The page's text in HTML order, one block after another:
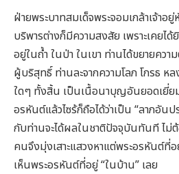
ฝ่ายพระบาทสมเด็จพระจอมเกล้าเจ้าอยู่
บริพารต่างก็มีความสงสัย เพราะเคยไ
อยู่ในถ้ำ ในป่า ในเขา ท่านได้ขยายควา
ผู้บริสุทธิ์ ท่านละจากความโลภ โกรธ ห
ใดๆ ทั้งสิ้น เป็นเนื้อนาบุญอันยอดเยี่ย
อรหันต์แล้วไซร้ก็ถือได้ว่าเป็น “ลาภอัน
กับท่านจะได้ผลในชาติปัจจุบันทันที ไม่
คนจึงมุ่งเสาะแสวงหาแต่พระอรหันต์ที่
เห็นพระอรหันต์ที่อยู่ “ในบ้าน” เลย